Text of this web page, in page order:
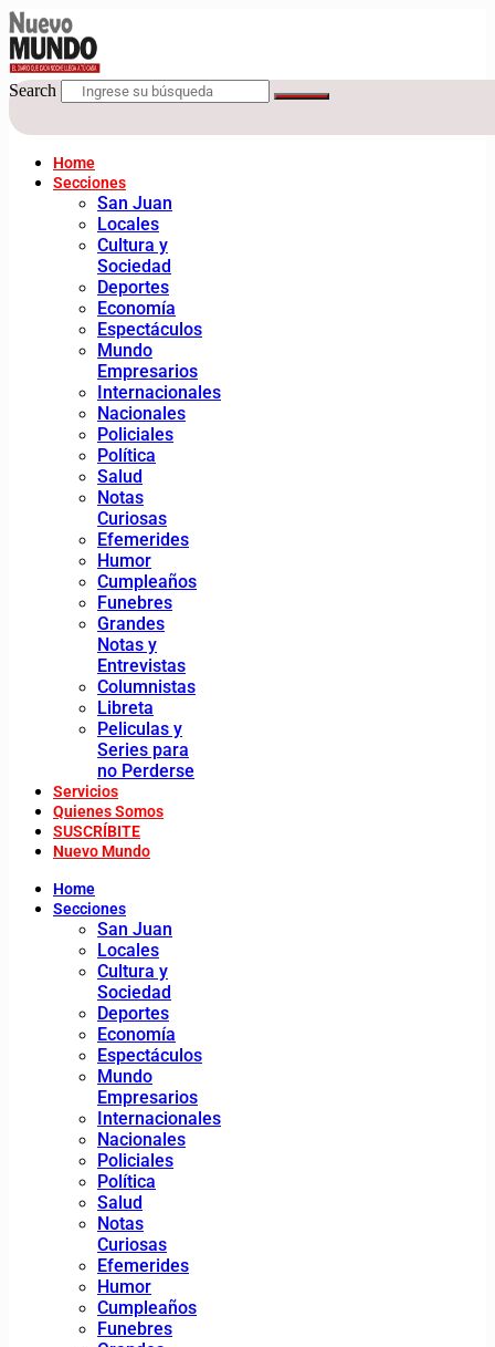
Search
Home
Secciones
San Juan
Locales
Cultura y
Sociedad
Deportes
Economía
Espectáculos
Mundo
Empresarios
Internacionales
Nacionales
Policiales
Política
Salud
Notas
Curiosas
Efemerides
Humor
Cumpleaños
Funebres
Grandes
Notas y
Entrevistas
Columnistas
Libreta
Peliculas y
Series para
no Perderse
Servicios
Quienes Somos
SUSCRÍBITE
Nuevo Mundo
Home
Secciones
San Juan
Locales
Cultura y
Sociedad
Deportes
Economía
Espectáculos
Mundo
Empresarios
Internacionales
Nacionales
Policiales
Política
Salud
Notas
Curiosas
Efemerides
Humor
Cumpleaños
Funebres